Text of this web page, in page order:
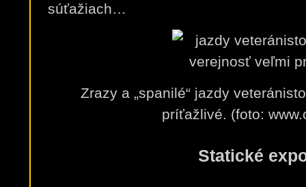
súťažiach…
Zrazy a „spanilé“ jazdy
príťažlivé. (foto:
Statické